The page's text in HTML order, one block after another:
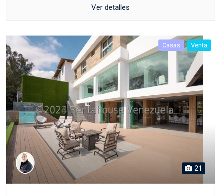
Ver detalles
Casas Venta
21